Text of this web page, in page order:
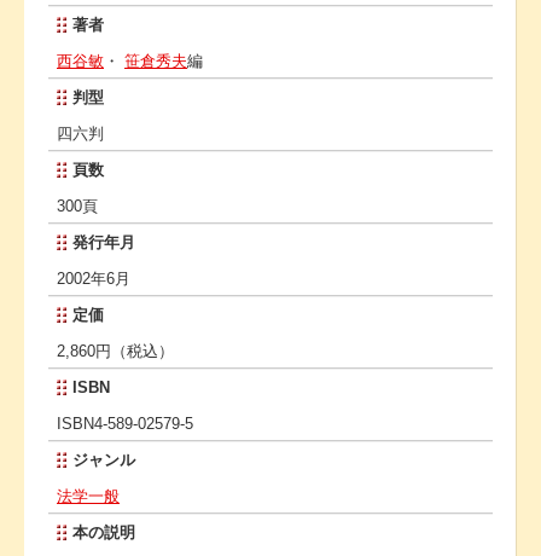
著者
西谷敏 ・ 笹倉秀夫編
判型
四六判
頁数
300頁
発行年月
2002年6月
定価
2,860円（税込）
ISBN
ISBN4-589-02579-5
ジャンル
法学一般
本の説明